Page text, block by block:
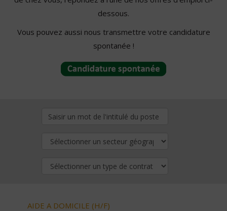
dessous.
Vous pouvez aussi nous transmettre votre candidature
spontanée !
AIDE A DOMICILE (H/F)